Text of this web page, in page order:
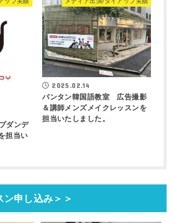
ダンデ
担当い
2025.02.14
バンタン韓国語教室 広告撮影
＆講師メンズメイクレッスンを
担当いたしました。
ン申し込み＞＞